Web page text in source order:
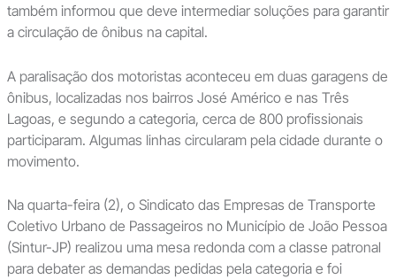
também informou que deve intermediar soluções para garantir
a circulação de ônibus na capital.
A paralisação dos motoristas aconteceu em duas garagens de
ônibus, localizadas nos bairros José Américo e nas Três
Lagoas, e segundo a categoria, cerca de 800 profissionais
participaram. Algumas linhas circularam pela cidade durante o
movimento.
Na quarta-feira (2), o Sindicato das Empresas de Transporte
Coletivo Urbano de Passageiros no Município de João Pessoa
(Sintur-JP) realizou uma mesa redonda com a classe patronal
para debater as demandas pedidas pela categoria e foi